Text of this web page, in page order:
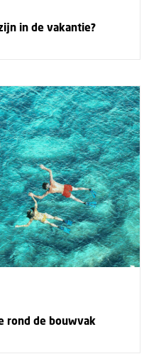
in de vakantie?
rond de bouwvak